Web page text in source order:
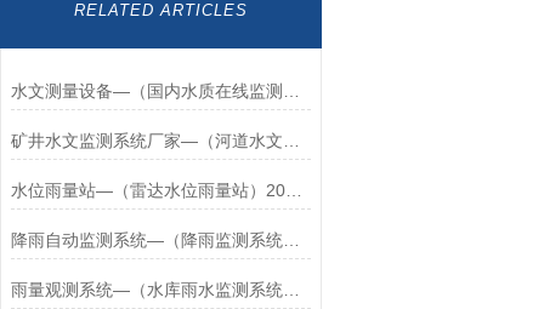
RELATED ARTICLES
水位雨量站—（雷达水位雨量站）2024+万象+包邮
降雨自动监测系统—（降雨监测系统）2024+万象+包邮
雨量观测系统—（水库雨水监测系统）2024+万象+包邮